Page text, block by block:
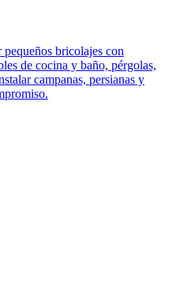
bricolajes con
de cocina y baño, pérgolas,
campanas, persianas y